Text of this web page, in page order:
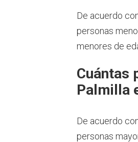
De acuerdo
personas
menores de
Cuántas
Palmilla
De acuerdo
personas